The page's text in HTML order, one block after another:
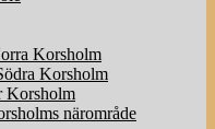
Korsholm
Korsholm
Korsholm
närområde